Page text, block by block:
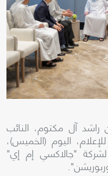
آل مكتوم، النائب
اليوم (الخميس)،
"جالاكسي إم إي"